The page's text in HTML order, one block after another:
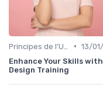
• 13/
Enhance Your Skills with
Design Training